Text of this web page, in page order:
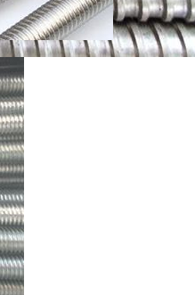
- DIN933, DIN931